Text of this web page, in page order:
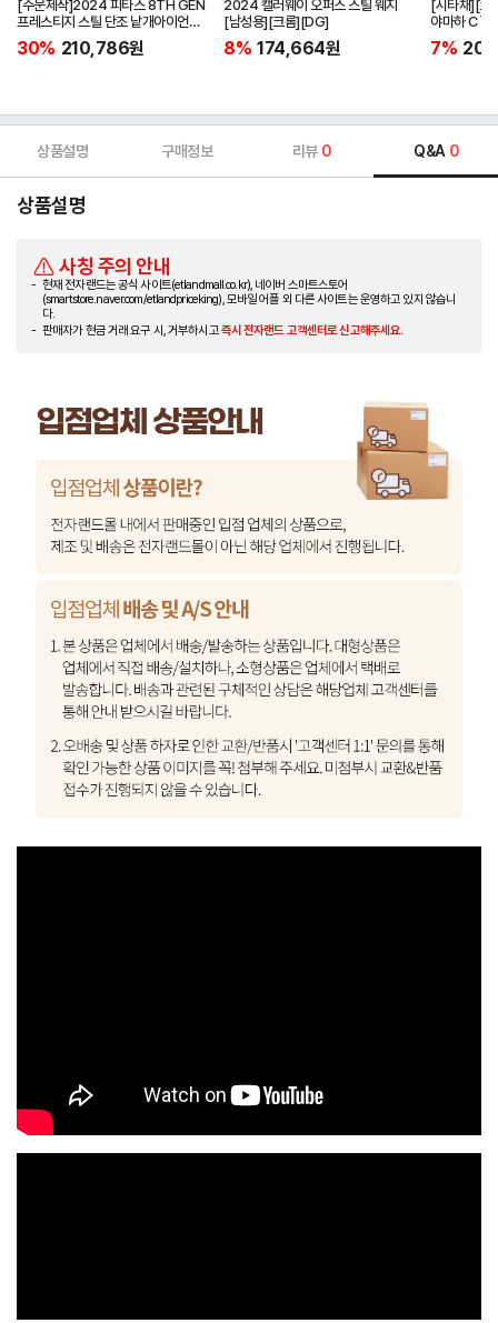
[주문제작]2024 피타스 8TH GEN
프레스티지 스틸 단조 낱개아이언
[남성용][4번][NSPRO950GH
NEO]
30% 210,786원
2024 캘러웨이 오퍼스 스틸 웨지
[남성용][크롬][DG]
8% 174,664원
[시타채][오
야마하 C`s
[여성용][화
ORIGINAL]
7%
상품설명 구매정보 리뷰 0 Q&A 0
상품설명
사칭 주의 안내
현재 전자랜드는 공식 사이트(etlandmall.co.kr), 네이버 스마트스토어
(smartstore.naver.com/etlandpriceking), 모바일 어플 외 다른 사이트는 운영하고 있지 않습니
다.
판매자가 현금 거래 요구 시, 거부하시고즉시 전자랜드 고객센터로 신고해주세요.